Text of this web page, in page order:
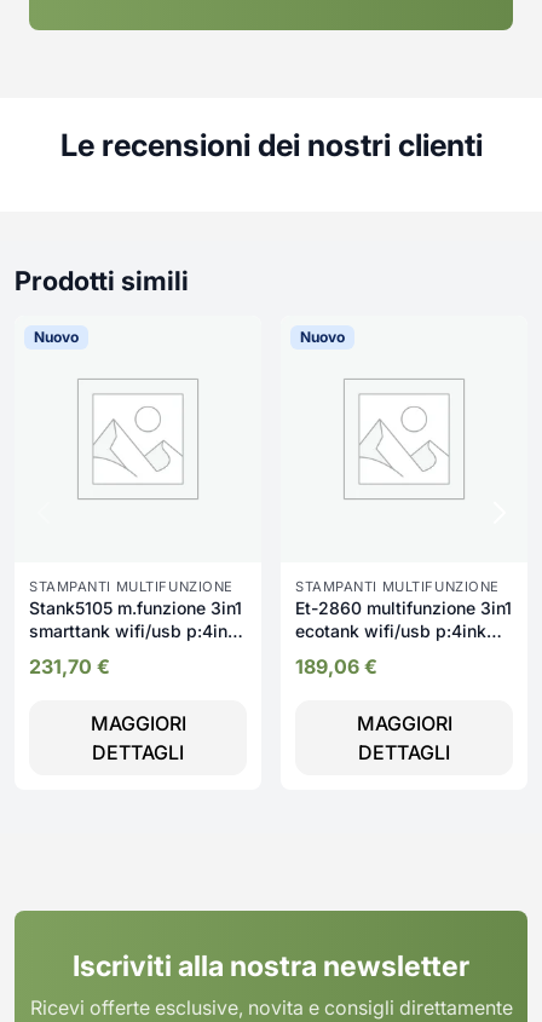
Le recensioni dei nostri clienti
Prodotti simili
Nuovo
STAMPANTI MULTIFUNZIONE
Stank5105 m.funzione 3in1
smarttank wifi/usb p:4ink
231,70 €
MAGGIORI
DETTAGLI
Nuovo
STAMPANTI MULTIFUNZIONE
Et-2860 multifunzione 3in1
ecotank wifi/usb p:4ink
189,06 €
MAGGIORI
DETTAGLI
Iscriviti alla nostra newsletter
Ricevi offerte esclusive, novita e consigli direttamente